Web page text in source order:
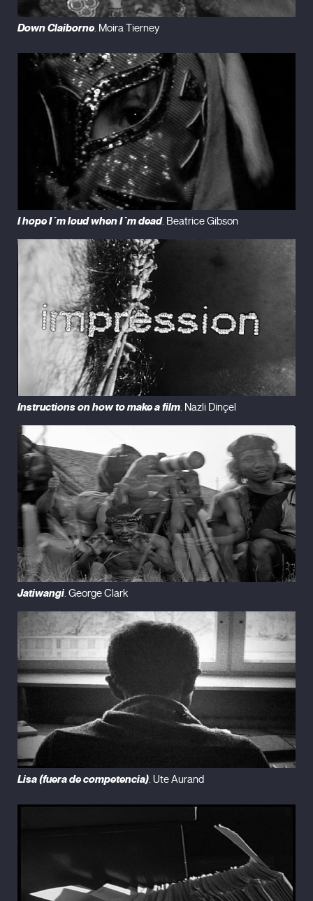
Down Claiborne. Moira Tierney
I hope I´m loud when I´m dead. Beatrice Gibson
Instructions on how to make a film. Nazli Dinçel
Jatiwangi. George Clark
Lisa (fuera de competencia) . Ute Aurand